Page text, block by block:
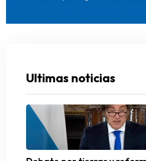
Ultimas noticias